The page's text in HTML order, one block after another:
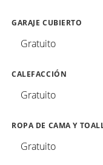
GARAJE CUBIERTO
Gratuito
CALEFACCIÓN
Gratuito
ROPA DE CAMA Y
Gratuito